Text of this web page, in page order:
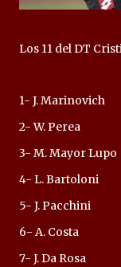
Los 11 del DT
1- J. Marinovich
2- W. Perea
3- M. Mayor Lupo
4- L. Bartoloni
5- J. Pacchini
6- A. Costa
7- J. Da Rosa